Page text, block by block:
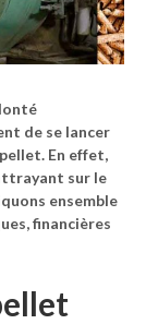
de se lancer
En effet,
sur le
ensemble
financières